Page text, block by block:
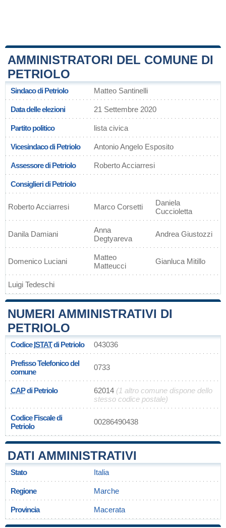
AMMINISTRATORI DEL COMUNE DI
PETRIOLO
Sindaco di Petriolo Matteo Santinelli
Data delle elezioni 21 Settembre 2020
Partito politico lista civica
Vicesindaco di Petriolo Antonio Angelo Esposito
Assessore di Petriolo Roberto Acciarresi
Consiglieri di Petriolo
Roberto Acciarresi Marco Corsetti
Daniela
Cuccioletta
Danila Damiani
Anna
Degtyareva
Andrea Giustozzi
Domenico Luciani
Matteo
Matteucci
Gianluca Mitillo
Luigi Tedeschi
NUMERI AMMINISTRATIVI DI
PETRIOLO
CodiceISTATdi Petriolo 043036
Prefisso Telefonico del
comune
0733
CAPdi Petriolo 62014 (1 altro comune dispone dello
stesso codice postale)
Codice Fiscale di
Petriolo
00286490438
DATI AMMINISTRATIVI
Stato Italia
Regione Marche
Provincia Macerata